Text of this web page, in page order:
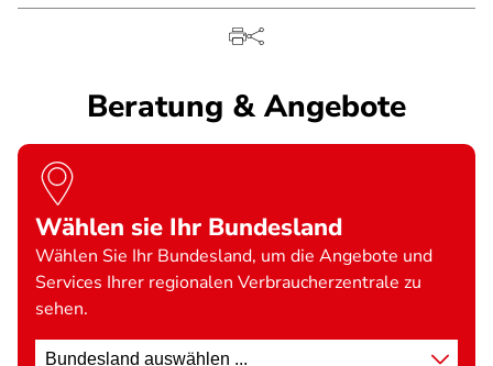
Beratung & Angebote
Wählen sie Ihr Bundesland
Wählen Sie Ihr Bundesland, um die Angebote und
Services Ihrer regionalen Verbraucherzentrale zu
sehen.
Standort